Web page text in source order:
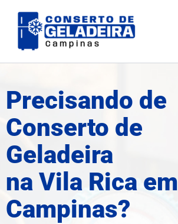
para
Precisando de
Conserto de
Geladeira
na Vila Rica em
Campinas?